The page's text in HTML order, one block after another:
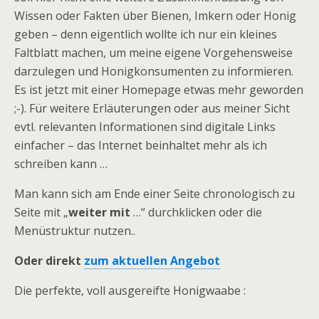
Wissen oder Fakten über Bienen, Imkern oder Honig
geben – denn eigentlich wollte ich nur ein kleines
Faltblatt machen, um meine eigene Vorgehensweise
darzulegen und Honigkonsumenten zu informieren.
Es ist jetzt mit einer Homepage etwas mehr geworden
;-). Für weitere Erläuterungen oder aus meiner Sicht
evtl. relevanten Informationen sind digitale Links
einfacher – das Internet beinhaltet mehr als ich
schreiben kann …
Man kann sich am Ende einer Seite chronologisch zu
Seite mit „weiter mit …“ durchklicken oder die
Menüstruktur nutzen..
Oder direkt zum aktuellen Angebot
Die perfekte, voll ausgereifte Honigwaabe :